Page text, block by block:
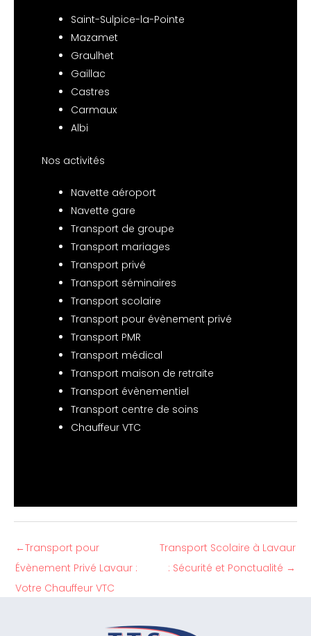
Saint-Sulpice-la-Pointe
Mazamet
Graulhet
Gaillac
Castres
Carmaux
Albi
Nos activités
Navette aéroport
Navette gare
Transport de groupe
Transport mariages
Transport privé
Transport séminaires
Transport scolaire
Transport pour évènement privé
Transport PMR
Transport médical
Transport maison de retraite
Transport évènementiel
Transport centre de soins
Chauffeur VTC
←Transport pour
Évènement Privé Lavaur :
Votre Chauffeur VTC
Transport Scolaire à Lavaur
: Sécurité et Ponctualité →